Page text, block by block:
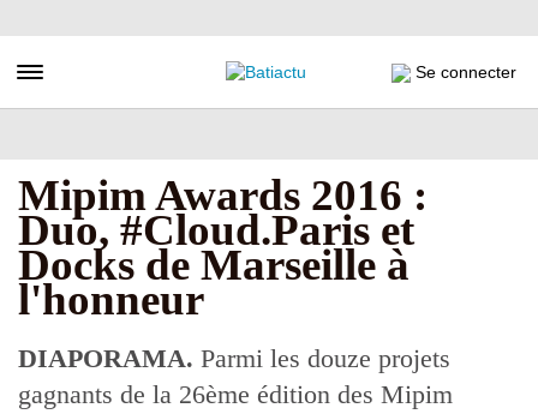
au
principal
Toggle navigation Se connecter
Mipim Awards 2016 :
Duo, #Cloud.Paris et
Docks de Marseille à
l'honneur
DIAPORAMA. Parmi les douze projets
gagnants de la 26ème édition des Mipim